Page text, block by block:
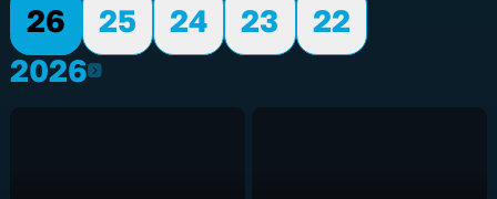
26
25 24 23
22
20262026